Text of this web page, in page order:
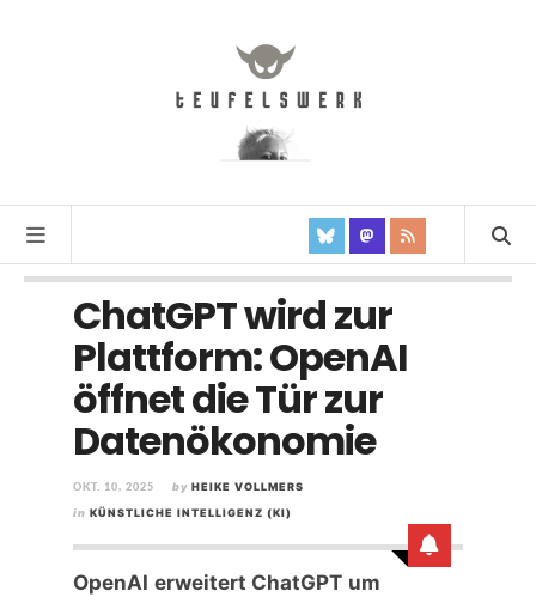
ChatGPT wird zur
Plattform: OpenAI
öffnet die Tür zur
Datenökonomie
OKT. 10, 2025 by HEIKE VOLLMERS
in KÜNSTLICHE INTELLIGENZ (KI)
OpenAI erweitert ChatGPT um